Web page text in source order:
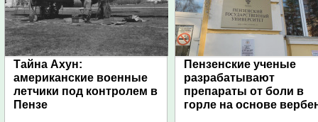
Тайна Ахун:
американские военные
летчики под контролем в
Пензе
Пензенские ученые
разрабатывают
препараты от боли в
горле на основе